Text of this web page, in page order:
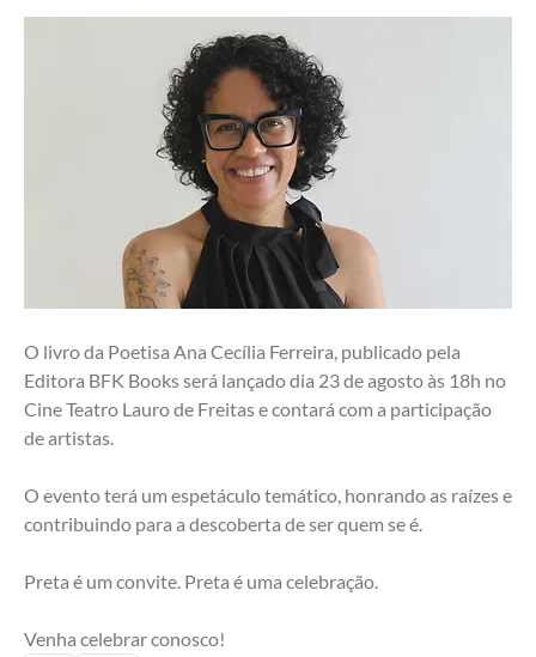
O livro da Poetisa Ana Cecília Ferreira, publicado pela
Editora BFK Books será lançado dia 23 de agosto às 18h no
Cine Teatro Lauro de Freitas e contará com a participação
de artistas.
O evento terá um espetáculo temático, honrando as raízes e
contribuindo para a descoberta de ser quem se é.
Preta é um convite. Preta é uma celebração.
Venha celebrar conosco!